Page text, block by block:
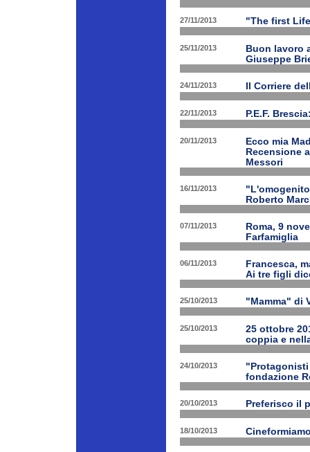
27/11/2013 "The first
25/11/2013
Buon lavoro
Giuseppe
24/11/2013 Il Corriere
22/11/2013 P.E.F.
20/11/2013
Ecco mia
Recensione
Messori
16/11/2013
Roberto
07/11/2013
Roma, 9
Farfamiglia
06/11/2013
Francesca,
Ai tre figli
25/10/2013 "Mamma" di
25/10/2013
25 ottobre
coppia e
24/10/2013
fondazione
20/10/2013 Preferisco il
18/10/2013